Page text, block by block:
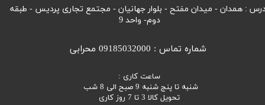
: همدان - میدان مفتح - بلوار جهانیان - مجتمع تجاری پردیس - طبقه
دوم- واحد 9
ساعت کاری :
شنبه تا پنج شنبه 9 صبح الی 8 شب
تحویل کالا 3 تا 7 روز کاری
شماره تماس : 09185032000 محرابی